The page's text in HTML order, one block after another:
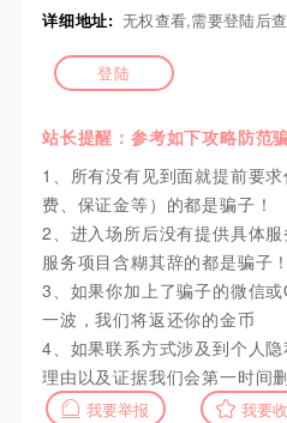
详细地址: 无权查看,需要登陆后
登陆
站长提醒：参考如下攻略防范
1、所有没有见到面就提前要
费、保证金等）的都是骗子！
2、进入场所后没有提供具体
服务项目含糊其辞的都是骗子！
3、如果你加上了骗子的微信
一波，我们将返还你的金币
4、如果联系方式涉及到个人
理由以及证据我们会第一时间删
我要举报 我要